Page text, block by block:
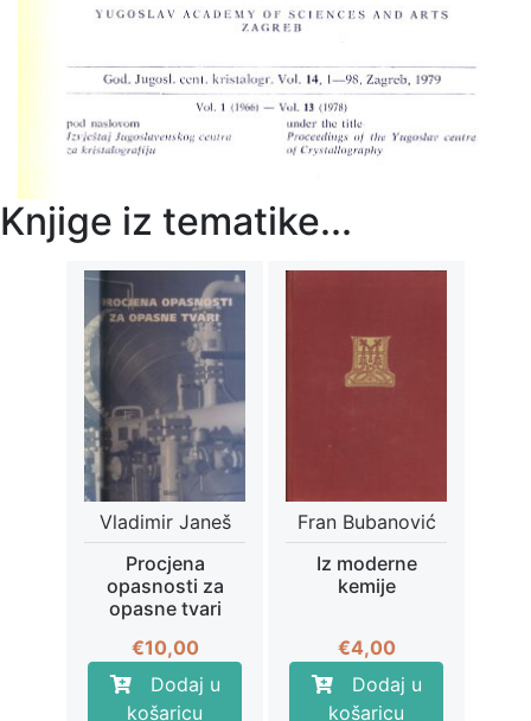
Knjige iz tematike...
Vladimir Janeš
Procjena
opasnosti za
opasne tvari
€10,00
Dodaj u
košaricu
Fran Bubanović
Iz moderne
kemije
€4,00
Dodaj u
košaricu